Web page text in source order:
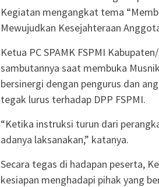
Kegiatan mengangkat tema
Mewujudkan Kesejahteraan
Ketua PC SPAMK FSPMI
sambutannya saat membuka
bersinergi dengan pengurus dan
tegak lurus terhadap DPP FSPMI.
“Ketika instruksi turun dari
adanya laksanakan,” katanya.
Secara tegas di hadapan peserta,
kesiapan menghadapi pihak yang